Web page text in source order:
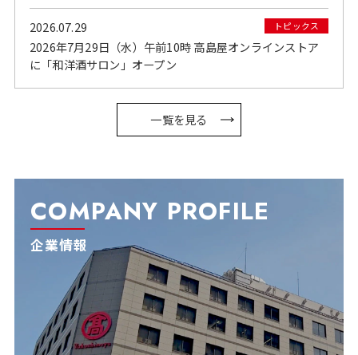
2026.07.29
2026年7月29日（水）午前10時 高島屋オンラインストア
に「和洋酒サロン」オープン
トピックス
一覧を見る
COMPANY PROFILE
企業情報